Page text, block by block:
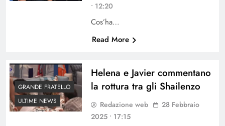
• 12:20
Cos’ha…
Read More
GRANDE FRATELLO
ULTIME NEWS
Helena e Javier commentano
la rottura tra gli Shailenzo
Redazione web
28 Febbraio
2025 • 17:15